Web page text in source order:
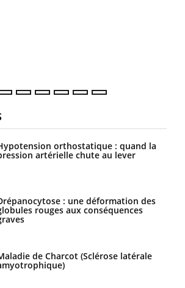
orthostatique : quand la
artérielle chute au lever
: une déformation des
rouges aux conséquences
de Charcot (Sclérose latérale